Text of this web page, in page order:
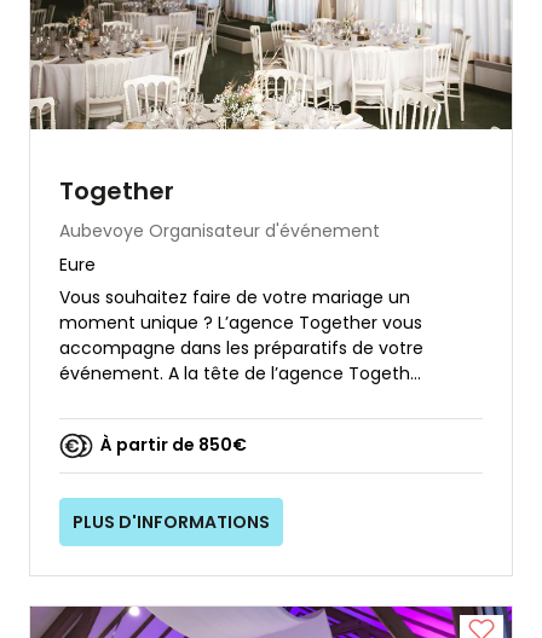
Together
Aubevoye Organisateur d'événement
Eure
Vous souhaitez faire de votre mariage un
moment unique ? L’agence Together vous
accompagne dans les préparatifs de votre
événement. A la tête de l’agence Togeth...
À partir de 850€
PLUS D'INFORMATIONS